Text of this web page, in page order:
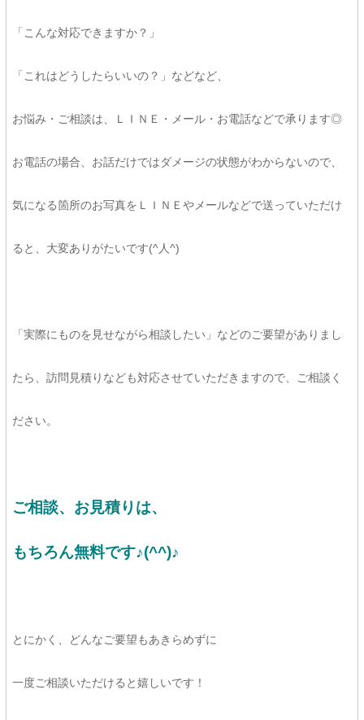
「こんな対応できますか？」
「これはどうしたらいいの？」などなど、
お悩み・ご相談は、ＬＩＮＥ・メール・お電話などで承ります◎
お電話の場合、お話だけではダメージの状態がわからないので、
気になる箇所のお写真をＬＩＮＥやメールなどで送っていただけ
ると、大変ありがたいです(^人^)
「実際にものを見せながら相談したい」などのご要望がありまし
たら、訪問見積りなども対応させていただきますので、ご相談く
ださい。
ご相談、お見積りは、
もちろん無料です♪(^^)♪
とにかく、どんなご要望もあきらめずに
一度ご相談いただけると嬉しいです！